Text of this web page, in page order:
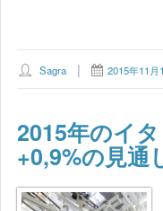
Sagra 2015年11月
2015年のイ
+0,9%の見通